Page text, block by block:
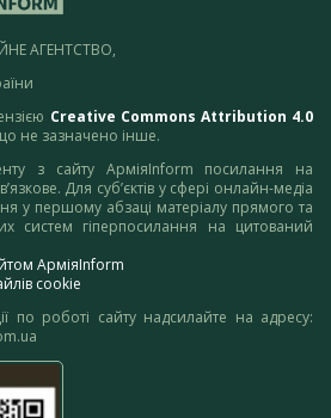
АГЕНТСТВО,
Creative Commons Attribution 4.0
не зазначено інше.
з сайту АрміяInform посилання на
Для суб’єктів у сфері онлайн-медіа
у першому абзаці матеріалу прямого та
систем гіперпосилання на цитований
АрміяInform
cookie
по роботі сайту надсилайте на адресу: